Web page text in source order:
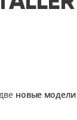
новые модели